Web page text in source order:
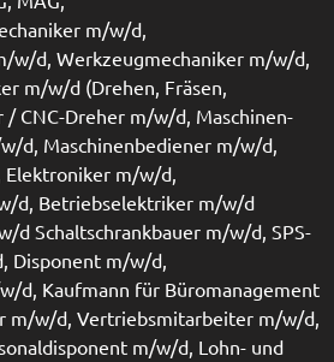
m/w/d,
w/d, Werkzeugmechaniker m/w/d,
m/w/d (Drehen, Fräsen,
/ CNC-Dreher m/w/d, Maschinen-
d, Maschinenbediener m/w/d,
m/w/d,
d, Betriebselektriker m/w/d
d Schaltschrankbauer m/w/d, SPS-
Disponent m/w/d,
d, Kaufmann für Büromanagement
m/w/d, Vertriebsmitarbeiter m/w/d,
m/w/d, Lohn- und